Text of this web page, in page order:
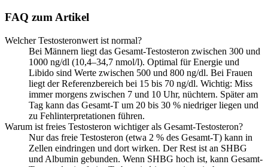
FAQ zum Artikel
Welcher Testosteronwert ist normal?
Bei Männern liegt das Gesamt-Testosteron zwischen 300 und
1000 ng/dl (10,4–34,7 nmol/l). Optimal für Energie und
Libido sind Werte zwischen 500 und 800 ng/dl. Bei Frauen
liegt der Referenzbereich bei 15 bis 70 ng/dl. Wichtig: Miss
immer morgens zwischen 7 und 10 Uhr, nüchtern. Später am
Tag kann das Gesamt-T um 20 bis 30 % niedriger liegen und
zu Fehlinterpretationen führen.
Warum ist freies Testosteron wichtiger als Gesamt-Testosteron?
Nur das freie Testosteron (etwa 2 % des Gesamt-T) kann in
Zellen eindringen und dort wirken. Der Rest ist an SHBG
und Albumin gebunden. Wenn SHBG hoch ist, kann Gesamt-